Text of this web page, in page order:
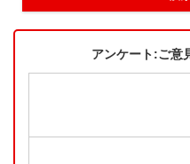
アンケート:ご意